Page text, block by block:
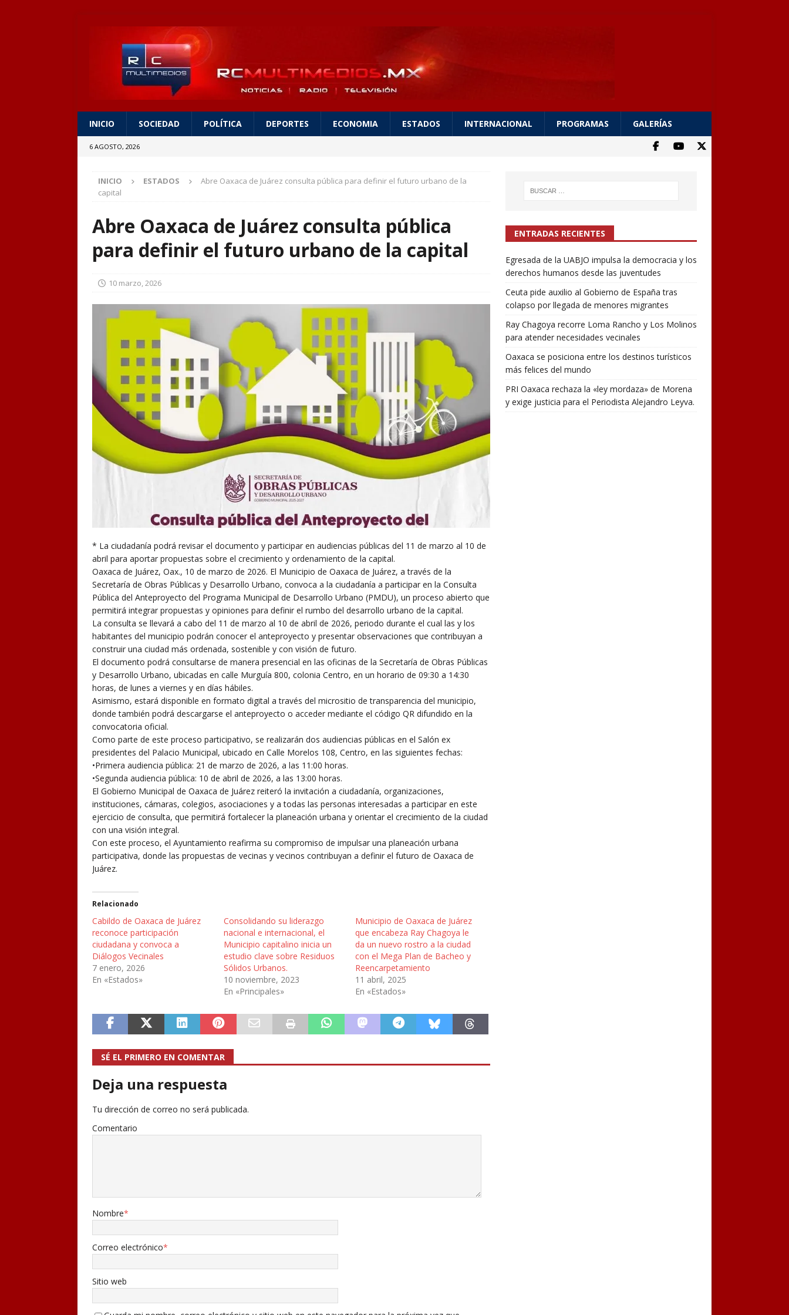
INICIO SOCIEDAD POLÍTICA DEPORTES ECONOMIA ESTADOS INTERNACIONAL PROGRAMAS GALERÍAS
6 AGOSTO, 2026
INICIO ESTADOS
Abre Oaxaca de Juárez consulta pública para definir el futuro urbano de la
capital
Abre Oaxaca de Juárez consulta pública
para definir el futuro urbano de la capital
10 marzo, 2026
* La ciudadanía podrá revisar el documento y participar en audiencias públicas del 11 de marzo al 10 de
abril para aportar propuestas sobre el crecimiento y ordenamiento de la capital.
Oaxaca de Juárez, Oax., 10 de marzo de 2026. El Municipio de Oaxaca de Juárez, a través de la
Secretaría de Obras Públicas y Desarrollo Urbano, convoca a la ciudadanía a participar en la Consulta
Pública del Anteproyecto del Programa Municipal de Desarrollo Urbano (PMDU), un proceso abierto que
permitirá integrar propuestas y opiniones para definir el rumbo del desarrollo urbano de la capital.
La consulta se llevará a cabo del 11 de marzo al 10 de abril de 2026, periodo durante el cual las y los
habitantes del municipio podrán conocer el anteproyecto y presentar observaciones que contribuyan a
construir una ciudad más ordenada, sostenible y con visión de futuro.
El documento podrá consultarse de manera presencial en las oficinas de la Secretaría de Obras Públicas
y Desarrollo Urbano, ubicadas en calle Murguía 800, colonia Centro, en un horario de 09:30 a 14:30
horas, de lunes a viernes y en días hábiles.
Asimismo, estará disponible en formato digital a través del micrositio de transparencia del municipio,
donde también podrá descargarse el anteproyecto o acceder mediante el código QR difundido en la
convocatoria oficial.
Como parte de este proceso participativo, se realizarán dos audiencias públicas en el Salón ex
presidentes del Palacio Municipal, ubicado en Calle Morelos 108, Centro, en las siguientes fechas:
•Primera audiencia pública: 21 de marzo de 2026, a las 11:00 horas.
•Segunda audiencia pública: 10 de abril de 2026, a las 13:00 horas.
El Gobierno Municipal de Oaxaca de Juárez reiteró la invitación a ciudadanía, organizaciones,
instituciones, cámaras, colegios, asociaciones y a todas las personas interesadas a participar en este
ejercicio de consulta, que permitirá fortalecer la planeación urbana y orientar el crecimiento de la ciudad
con una visión integral.
Con este proceso, el Ayuntamiento reafirma su compromiso de impulsar una planeación urbana
participativa, donde las propuestas de vecinas y vecinos contribuyan a definir el futuro de Oaxaca de
Juárez.
Relacionado
Cabildo de Oaxaca de Juárez
reconoce participación
ciudadana y convoca a
Diálogos Vecinales
7 enero, 2026
En «Estados»
Consolidando su liderazgo
nacional e internacional, el
Municipio capitalino inicia un
estudio clave sobre Residuos
Sólidos Urbanos.
10 noviembre, 2023
En «Principales»
Municipio de Oaxaca de Juárez
que encabeza Ray Chagoya le
da un nuevo rostro a la ciudad
con el Mega Plan de Bacheo y
Reencarpetamiento
11 abril, 2025
En «Estados»
SÉ EL PRIMERO EN COMENTAR
Deja una respuesta
Tu dirección de correo no será publicada.
Comentario
Nombre*
Correo electrónico*
Sitio web
ENTRADAS RECIENTES
Egresada de la UABJO impulsa la democracia y los
derechos humanos desde las juventudes
Ceuta pide auxilio al Gobierno de España tras
colapso por llegada de menores migrantes
Ray Chagoya recorre Loma Rancho y Los Molinos
para atender necesidades vecinales
Oaxaca se posiciona entre los destinos turísticos
más felices del mundo
PRI Oaxaca rechaza la «ley mordaza» de Morena
y exige justicia para el Periodista Alejandro Leyva.